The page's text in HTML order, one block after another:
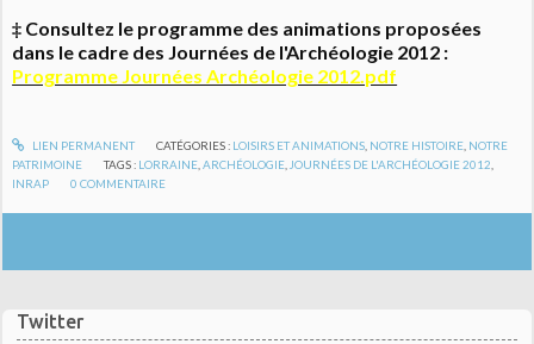
Twitter
‡ Consultez le programme des animations proposées
dans le cadre des Journées de l'Archéologie 2012 :
Programme Journées Archéologie 2012.pdf
LIEN PERMANENT CATÉGORIES : LOISIRS ET ANIMATIONS, NOTRE HISTOIRE, NOTRE
PATRIMOINE
TAGS : LORRAINE ,ARCHÉOLOGIE JOURNÉES DE L'ARCHÉOLOGIE 2012
INRAP
0 COMMENTAIRE